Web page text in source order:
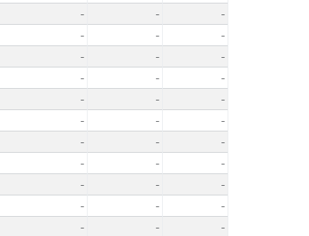
- -
-
- -
-
- -
-
- -
-
- -
-
- -
-
- -
-
- -
-
- -
-
- -
-
- -
-